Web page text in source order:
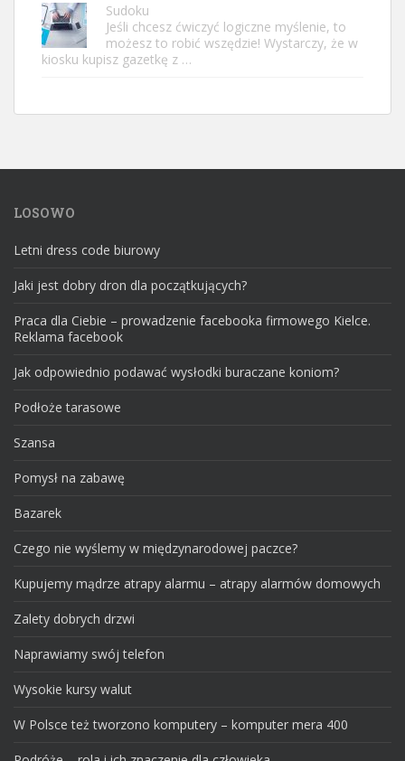
Sudoku
Jeśli chcesz ćwiczyć logiczne myślenie, to
możesz to robić wszędzie! Wystarczy, że w
kiosku kupisz gazetkę z …
LOSOWO
Letni dress code biurowy
Jaki jest dobry dron dla początkujących?
Praca dla Ciebie – prowadzenie facebooka firmowego Kielce.
Reklama facebook
Jak odpowiednio podawać wysłodki buraczane koniom?
Podłoże tarasowe
Szansa
Pomysł na zabawę
Bazarek
Czego nie wyślemy w międzynarodowej paczce?
Kupujemy mądrze atrapy alarmu – atrapy alarmów domowych
Zalety dobrych drzwi
Naprawiamy swój telefon
Wysokie kursy walut
W Polsce też tworzono komputery – komputer mera 400